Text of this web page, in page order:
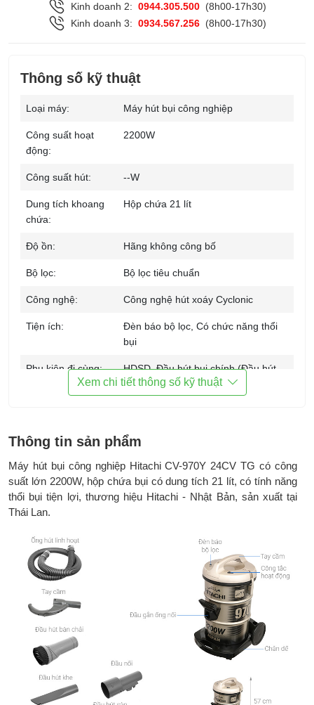
Kinh doanh 2: 0944.305.500 (8h00-17h30)
Kinh doanh 3: 0934.567.256 (8h00-17h30)
Thông tin sản phẩm
Máy hút bụi công nghiệp Hitachi CV-970Y 24CV TG​ có công
suất lớn 2200W, hộp chứa bụi có dung tích 21 lít, có tính năng
thổi bụi tiện lợi, thương hiệu Hitachi - Nhật Bản, sản xuất tại
Thái Lan.
Thông số kỹ thuật
Loại máy: Máy hút bụi công nghiệp
Công suất hoạt
động:
2200W
Công suất hút: --W
Dung tích khoang
chứa:
Hộp chứa 21 lít
Độ ồn: Hãng không công bố
Bộ lọc: Bộ lọc tiêu chuẩn
Công nghệ: Công nghệ hút xoáy Cyclonic
Tiện ích:
Đèn báo bộ lọc, Có chức năng thổi
bụi
Phụ kiện đi cùng:
HDSD, Đầu hút bụi chính (Đầu hút
xoay đa hướng), Chổi hút bụi, Đầu
hút khe
Trọng lượng:
Thương hiệu: Hitachi - Nhật Bản
Sản xuất tại:
hãng:
Xem chi tiết thông số kỹ thuật